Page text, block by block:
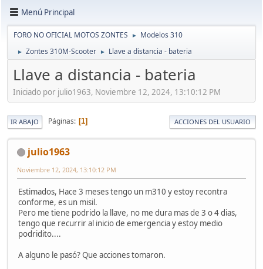
Menú Principal
FORO NO OFICIAL MOTOS ZONTES ► Modelos 310
► Zontes 310M-Scooter ► Llave a distancia - bateria
Llave a distancia - bateria
Iniciado por julio1963, Noviembre 12, 2024, 13:10:12 PM
IR ABAJO Páginas 1 ACCIONES DEL USUARIO
julio1963
Noviembre 12, 2024, 13:10:12 PM
Estimados, Hace 3 meses tengo un m310 y estoy recontra
conforme, es un misil.
Pero me tiene podrido la llave, no me dura mas de 3 o 4 dias,
tengo que recurrir al inicio de emergencia y estoy medio
podridito....
A alguno le pasó? Que acciones tomaron.